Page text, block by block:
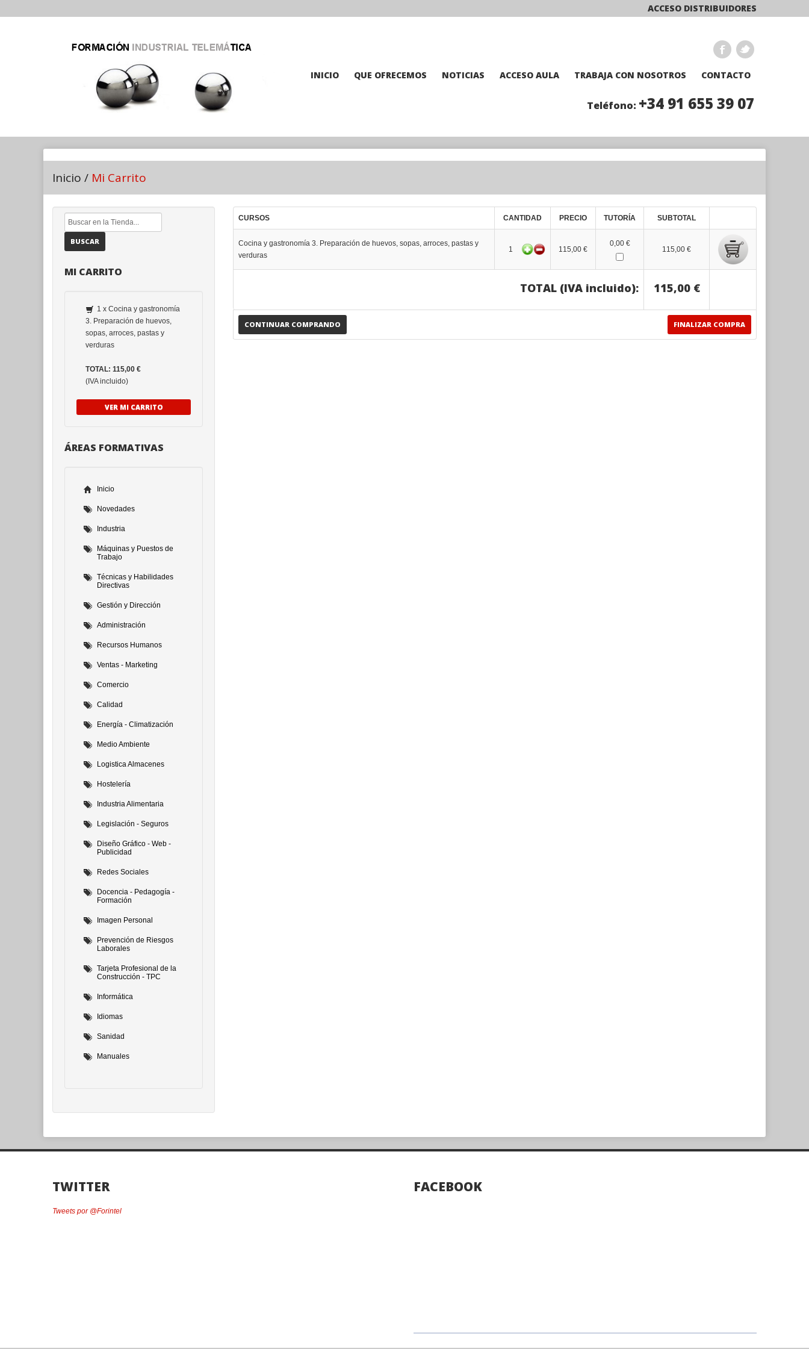
ACCESO DISTRIBUIDORES
INICIO QUE OFRECEMOS NOTICIAS ACCESO AULA TRABAJA CON NOSOTROS CONTACTO
Teléfono: +34 91 655 39 07
Inicio / Mi Carrito
BUSCAR
MI CARRITO
1 x Cocina y gastronomía
3. Preparación de huevos,
sopas, arroces, pastas y
verduras
TOTAL: 115,00 €
(IVA incluido)
VER MI CARRITO
ÁREAS FORMATIVAS
Inicio
Novedades
Industria
Máquinas y Puestos de
Trabajo
Técnicas y Habilidades
Directivas
Gestión y Dirección
Administración
Recursos Humanos
Ventas - Marketing
Comercio
Calidad
Energía - Climatización
Medio Ambiente
Logistica Almacenes
Hostelería
Industria Alimentaria
Legislación - Seguros
Diseño Gráfico - Web -
Publicidad
Redes Sociales
Docencia - Pedagogía -
Formación
Imagen Personal
Prevención de Riesgos
Laborales
Tarjeta Profesional de la
Construcción - TPC
Informática
Idiomas
Sanidad
Manuales
CURSOS CANTIDAD PRECIO TUTORÍA SUBTOTAL
CONTINUAR COMPRANDO FINALIZAR COMPRA
Cocina y gastronomía 3. Preparación de huevos, sopas, arroces, pastas y
verduras
1 115,00 €
0,00 €
115,00 €
TOTAL (IVA incluido): 115,00 €
TWITTER
Tweets por @Forintel
FACEBOOK